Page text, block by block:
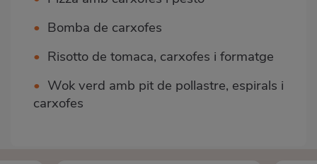
• Bomba de carxofes
• Risotto de tomaca, carxofes i formatge
• Wok verd amb pit de pollastre, espirals i
carxofes